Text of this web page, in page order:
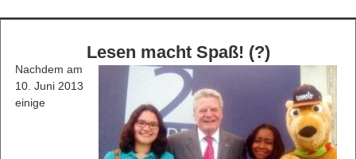
Lesen macht Spaß! (?)
Nachdem am
10. Juni 2013
einige